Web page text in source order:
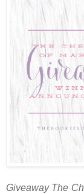
Giveaway The